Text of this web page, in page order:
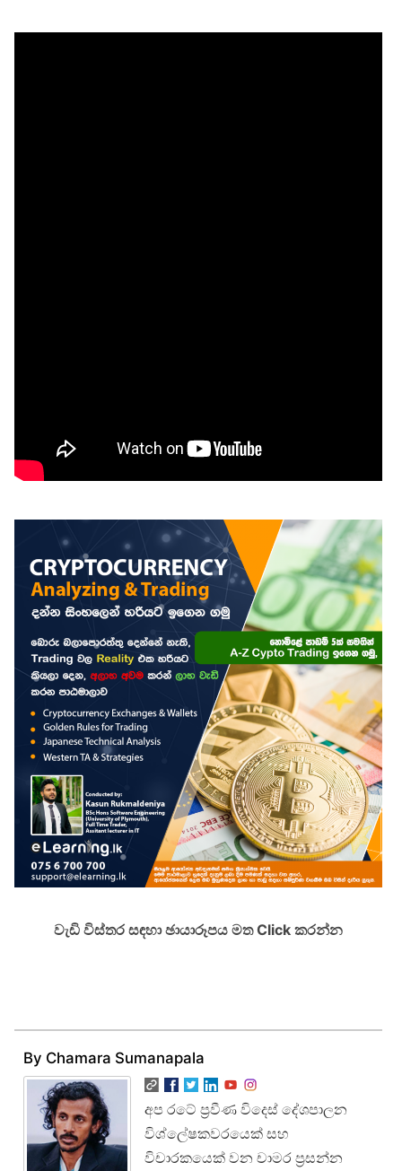
වැඩි විස්තර සඳහා ඡායාරූපය මත Click කරන්න
By Chamara Sumanapala
අප රටේ ප්‍රවීණ විදෙස් දේශපාලන
විශ්ලේෂකවරයෙක් සහ
විචාරකයෙක් වන චාමර ප්‍රසන්න